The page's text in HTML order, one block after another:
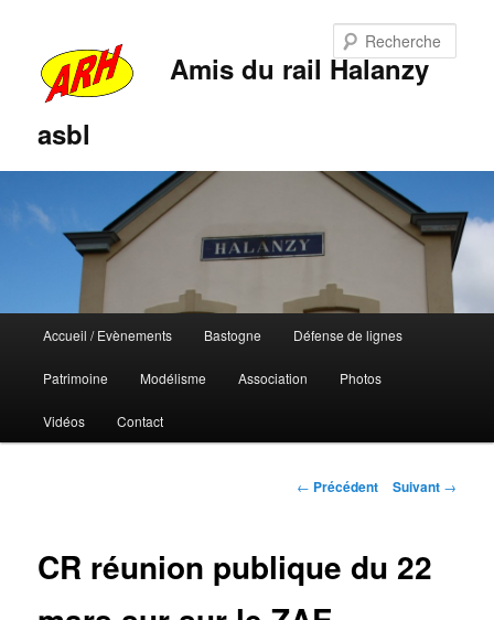
Amis du rail Halanzy
asbl
principal
Aller
au
contenu
Aller
au
contenu
Accueil / Evènements Bastogne Défense de lignes
Patrimoine Modélisme Association Photos
Vidéos Contact
Navigation
← Précédent Suivant →
CR réunion publique du 22